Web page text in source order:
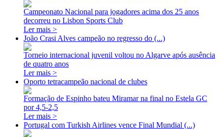
Campeonato Nacional para jogadores acima dos 25 anos
decorreu no Lisbon Sports Club
Ler mais >
João Crasi Alves campeão no regresso do (...)
Torneio internacional juvenil voltou no Algarve após ausência
de quatro anos
Ler mais >
Oporto tetracampeão nacional de clubes
Formação de Espinho bateu Miramar na final no Estela GC
por 4,5-2,5
Ler mais >
Portugal com Turkish Airlines vence Final Mundial (...)